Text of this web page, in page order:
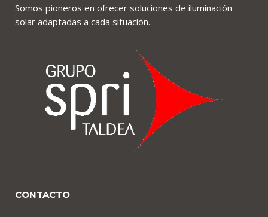
Somos pioneros en ofrecer soluciones de iluminación
solar adaptadas a cada situación.
CONTACTO